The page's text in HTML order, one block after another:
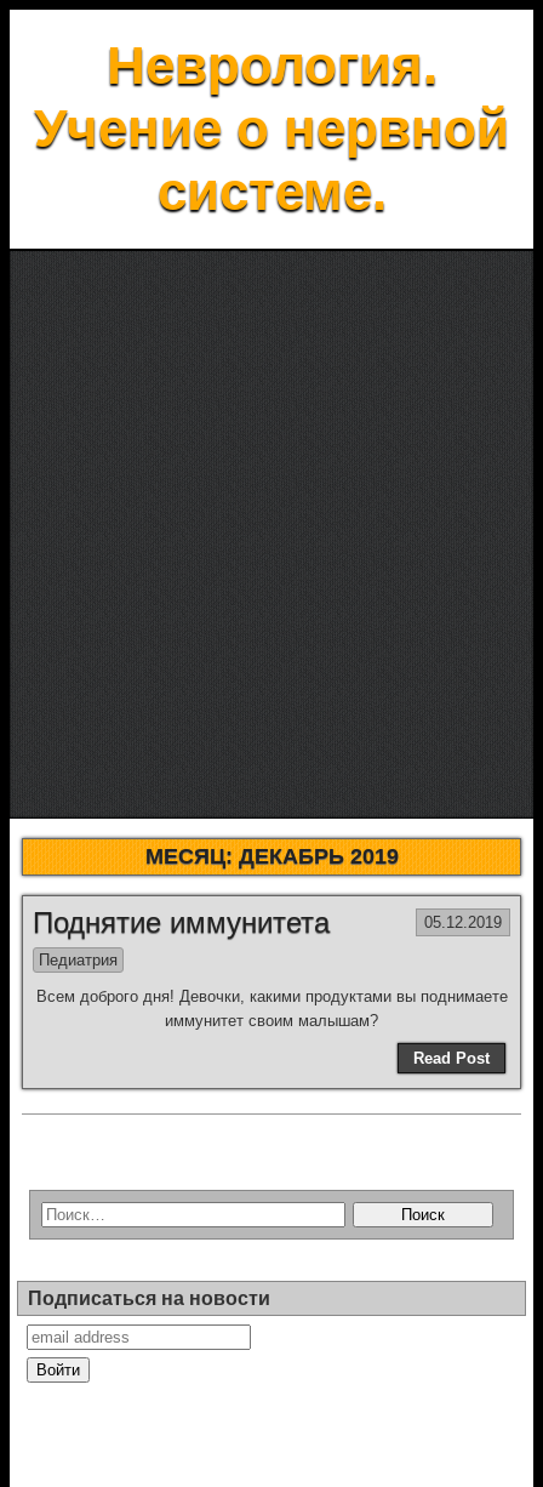
Неврология.
Учение о нервной
системе.
МЕСЯЦ:ДЕКАБРЬ 2019
Поднятие иммунитета 05.12.2019
Педиатрия
Всем доброго дня! Девочки, какими продуктами вы поднимаете
иммунитет своим малышам?
Read Post
Подписаться на новости